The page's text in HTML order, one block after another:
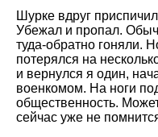
Шурке вдруг
Убежал и пропал.
туда-обратно гоняли.
потерялся на
и вернулся я один,
военкомом. На ноги
общественность.
сейчас уже не